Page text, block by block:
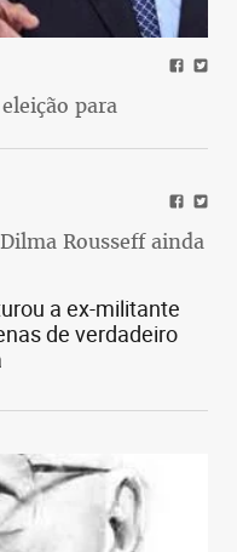
para
Rousseff ainda
a ex-militante
de verdadeiro